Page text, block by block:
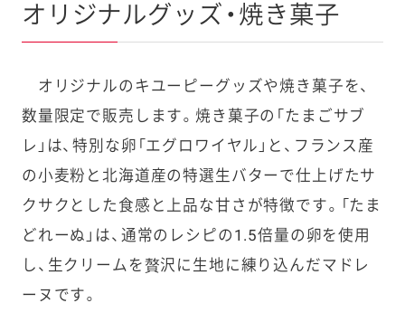
オリジナルグッズ・焼き菓子
オリジナルのキユーピーグッズや焼き菓子を、
数量限定で販売します。焼き菓子の「たまごサブ
レ」は、特別な卵「エグロワイヤル」と、フランス産
の小麦粉と北海道産の特選生バターで仕上げたサ
クサクとした食感と上品な甘さが特徴です。「たま
どれーぬ」は、通常のレシピの1.5倍量の卵を使用
し、生クリームを贅沢に生地に練り込んだマドレ
ーヌです。